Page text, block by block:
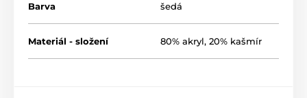
Barva šedá
Materiál - složení 80% akryl, 20% kašmír